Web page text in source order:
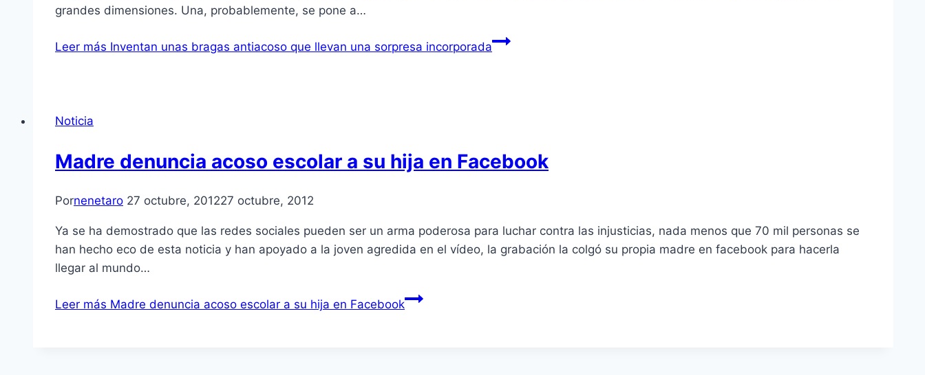
grandes dimensiones. Una, probablemente, se pone a…
Leer más Inventan unas bragas antiacoso que llevan una sorpresa incorporada
Noticia
Madre denuncia acoso escolar a su hija en Facebook
Pornenetaro 27 octubre, 201227 octubre, 2012
Ya se ha demostrado que las redes sociales pueden ser un arma poderosa para luchar contra las injusticias, nada menos que 70 mil personas se
han hecho eco de esta noticia y han apoyado a la joven agredida en el ví­deo, la grabación la colgó su propia madre en facebook para hacerla
llegar al mundo…
Leer más Madre denuncia acoso escolar a su hija en Facebook